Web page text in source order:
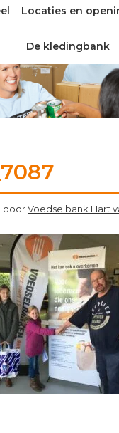
Locaties en
De kledingbank
doorVoedselbank Hart